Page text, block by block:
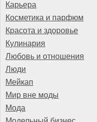
Карьера
Косметика и парфюм
Красота и здоровье
Кулинария
Любовь и отношения
Люди
Мейкап
Мир вне моды
Мода